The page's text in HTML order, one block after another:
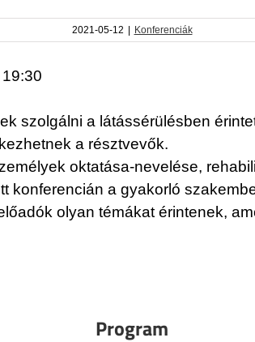
2021-05-12 | Konferenciák
szolgálni a látássérülésben
a résztvevők.
oktatása-nevelése,
konferencián a gyakorló
olyan témákat érintenek,
Program